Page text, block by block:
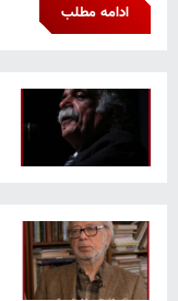
ادامه مطلب